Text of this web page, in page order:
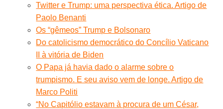
Twitter e Trump: uma perspectiva ética. Artigo de
Paolo Benanti
Os “gêmeos” Trump e Bolsonaro
Do catolicismo democrático do Concílio Vaticano
II à vitória de Biden
O Papa já havia dado o alarme sobre o
trumpismo. E seu aviso vem de longe. Artigo de
Marco Politi
“No Capitólio estavam à procura de um César,